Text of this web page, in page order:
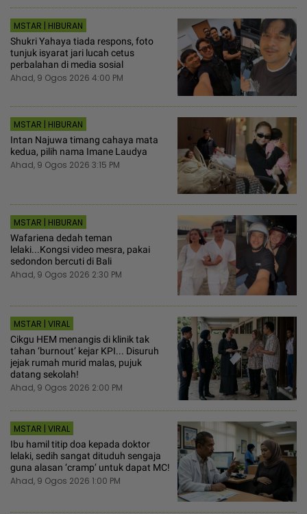
MSTAR | HIBURAN
Shukri Yahaya tiada respons, foto
tunjuk isyarat jari lucah cetus
perbalahan di media sosial
Ahad, 9 Ogos 2026 4:00 PM
MSTAR | HIBURAN
Intan Najuwa timang cahaya mata
kedua, pilih nama Imane Laudya
Ahad, 9 Ogos 2026 3:15 PM
MSTAR | HIBURAN
Wafariena dedah teman
lelaki...Kongsi video mesra, pakai
sedondon bercuti di Bali
Ahad, 9 Ogos 2026 2:30 PM
MSTAR | VIRAL
Cikgu HEM menangis di klinik tak
tahan ‘burnout’ kejar KPI... Disuruh
jejak rumah murid malas, pujuk
datang sekolah!
Ahad, 9 Ogos 2026 2:00 PM
MSTAR | VIRAL
Ibu hamil titip doa kepada doktor
lelaki, sedih sangat dituduh sengaja
guna alasan ‘cramp’ untuk dapat MC!
Ahad, 9 Ogos 2026 1:00 PM